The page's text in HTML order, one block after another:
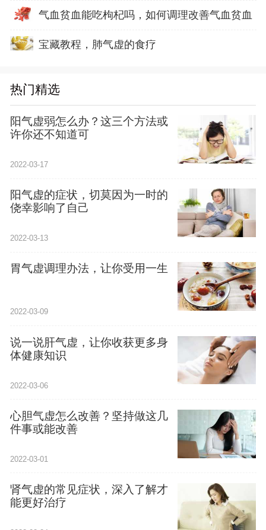
气血贫血能吃枸杞吗，如何调理改善气血贫血
宝藏教程，肺气虚的食疗
热门精选
阳气虚弱怎么办？这三个方法或
许你还不知道可
2022-03-17
阳气虚的症状，切莫因为一时的
侥幸影响了自己
2022-03-13
胃气虚调理办法，让你受用一生
2022-03-09
说一说肝气虚，让你收获更多身
体健康知识
2022-03-06
心胆气虚怎么改善？坚持做这几
件事或能改善
2022-03-01
肾气虚的常见症状，深入了解才
能更好治疗